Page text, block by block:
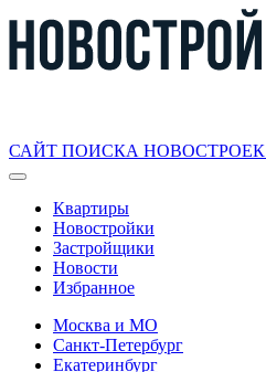
САЙТ ПОИСКА
Квартиры
Новостройки
Застройщики
Новости
Избранное
Москва и МО
Санкт-Петербург
Екатеринбург